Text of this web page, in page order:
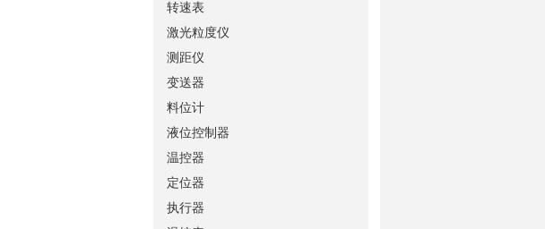
转速表
激光粒度仪
测距仪
变送器
料位计
液位控制器
温控器
定位器
执行器